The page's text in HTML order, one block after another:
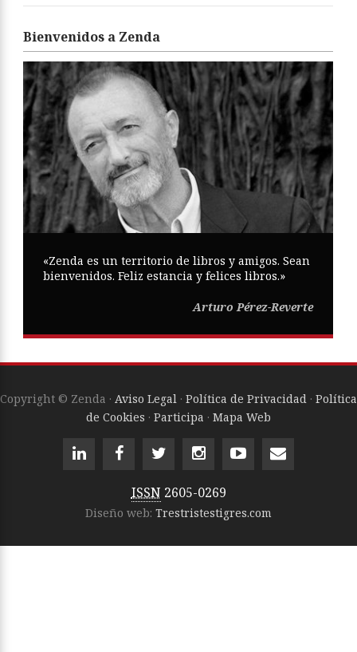
Bienvenidos a Zenda
«Zenda es un territorio de libros y amigos. Sean
bienvenidos. Feliz estancia y felices libros.»
Arturo Pérez-Reverte
Copyright © Zenda · Aviso Legal · Política de Privacidad · Política
de Cookies · Participa · Mapa Web
ISSN 2605-0269
Diseño web: Trestristestigres.com